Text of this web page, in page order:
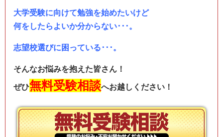
大学受験に向けて勉強を始めたいけど
何をしたらよいか分からない･･･。
志望校選びに困っている･･･。
そんなお悩みを抱えた皆さん！
ぜひ無料受験相談へお越しください！